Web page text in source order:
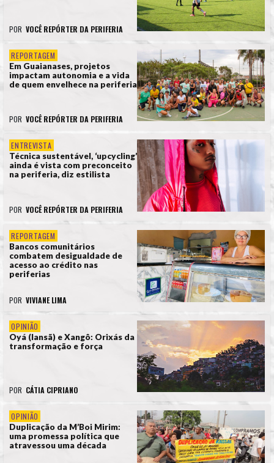
POR VOCÊ REPÓRTER DA PERIFERIA
REPORTAGEM
Em Guaianases, projetos
impactam autonomia e a vida
de quem envelhece na periferia
POR VOCÊ REPÓRTER DA PERIFERIA
ENTREVISTA
Técnica sustentável, ‘upcycling’
ainda é vista com preconceito
na periferia, diz estilista
POR VOCÊ REPÓRTER DA PERIFERIA
REPORTAGEM
Bancos comunitários
combatem desigualdade de
acesso ao crédito nas
periferias
POR VIVIANE LIMA
OPINIÃO
Oyá (Iansã) e Xangô: Orixás da
transformação e força
POR CÁTIA CIPRIANO
OPINIÃO
Duplicação da M’Boi Mirim:
uma promessa política que
atravessou uma década